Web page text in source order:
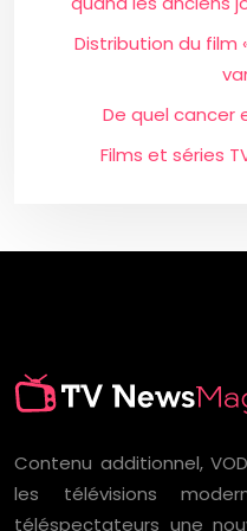
Distribution du film
De quel cancer
Films et séries
Contenu additionnel,
les télévisions
téléspectateurs une